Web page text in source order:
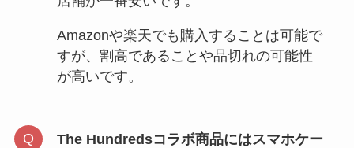
Amazonや楽天でも購入することは可能で
すが、割高であることや品切れの可能性
が高いです。
The Hundredsコラボ商品にはスマホケー